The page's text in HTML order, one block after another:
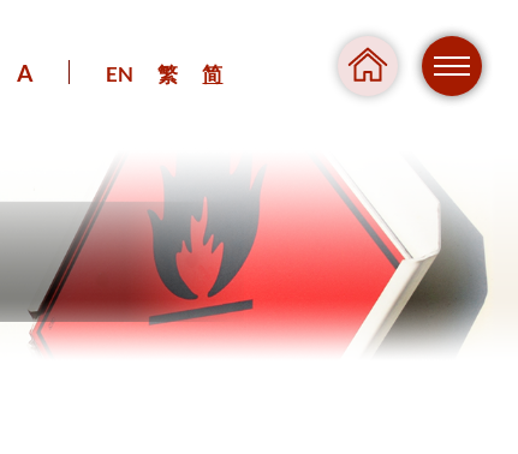
A EN 繁 简
危险